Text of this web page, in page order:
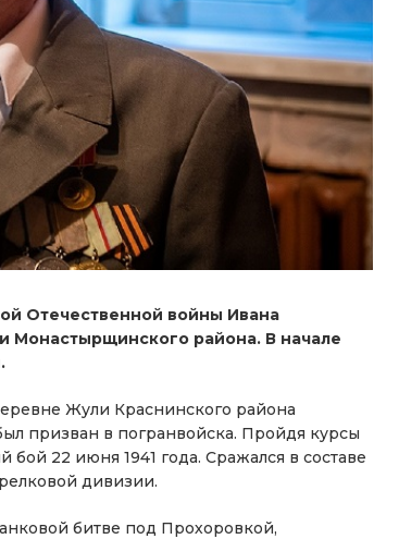
Отечественной войны Ивана
Монастырщинского района. В начале
Жули Краснинского района
призван в погранвойска. Пройдя курсы
22 июня 1941 года. Сражался в составе
дивизии.
битве под Прохоровкой,